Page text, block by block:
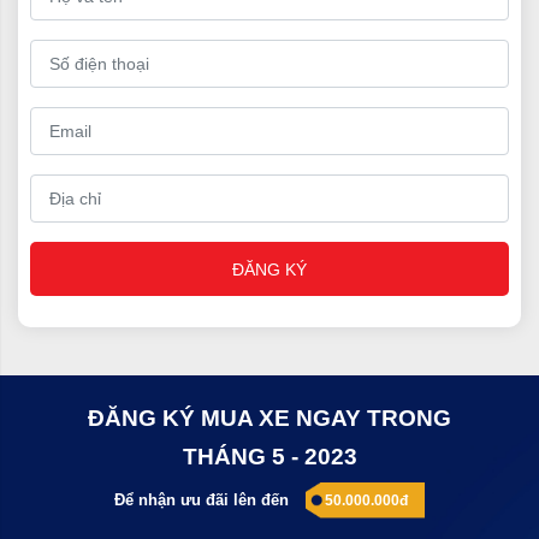
Xe tải Hyundai Xcient GT đầu kéo nhập khẩu
Xe tải Hyundai thùng đông lạnh
Cam kết khi mua xe tải thùng dài tại Hyundai Phố
ĐĂNG KÝ
ĐĂNG KÝ MUA XE NGAY TRONG
THÁNG 5 - 2023
Để nhận ưu đãi lên đến 50.000.000đ